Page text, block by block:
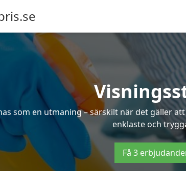
som en utmaning – särskilt när det gäller
enklaste och
Få 3